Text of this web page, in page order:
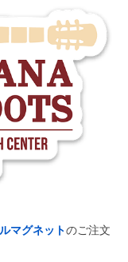
マグネットのご注文